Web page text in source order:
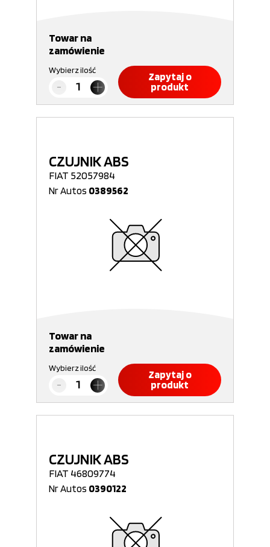
Towar na
zamówienie
Wybierz ilość
Zapytaj o
produkt
CZUJNIK ABS
FIAT 52057984
Nr Autos 0389562
Towar na
zamówienie
Wybierz ilość
Zapytaj o
produkt
CZUJNIK ABS
FIAT 46809774
Nr Autos 0390122